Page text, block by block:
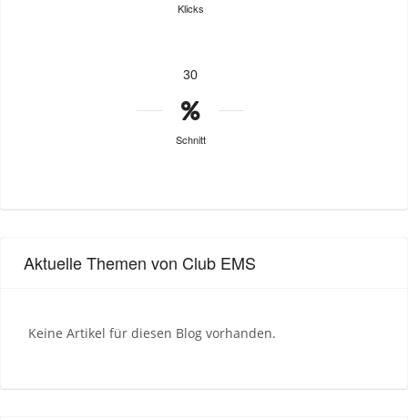
Klicks
30
Schnitt
Aktuelle Themen von Club EMS
Keine Artikel für diesen Blog vorhanden.